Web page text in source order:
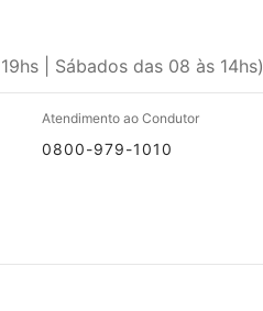
| Sábados das 08 às 14hs)
Atendimento ao Condutor
0800-979-1010